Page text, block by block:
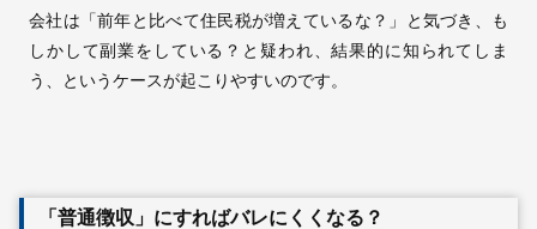
会社は「前年と比べて住民税が増えているな？」と気づき、も
しかして副業をしている？と疑われ、結果的に知られてしま
う、というケースが起こりやすいのです。
「普通徴収」にすればバレにくくなる？